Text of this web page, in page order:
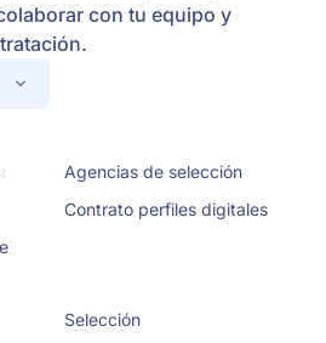
con tu equipo y
Agencias de selección
Contrato perfiles digitales
Selección